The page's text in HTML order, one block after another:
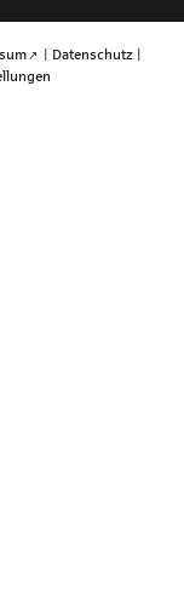
| Datenschutz |